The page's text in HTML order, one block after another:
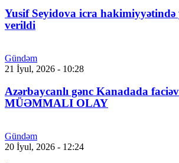
Yusif Seyidova icra hakimiyyətində
verildi
Gündəm
21 İyul, 2026 - 10:28
Azərbaycanlı gənc Kanadada
MÜƏMMALI OLAY
Gündəm
20 İyul, 2026 - 12:24